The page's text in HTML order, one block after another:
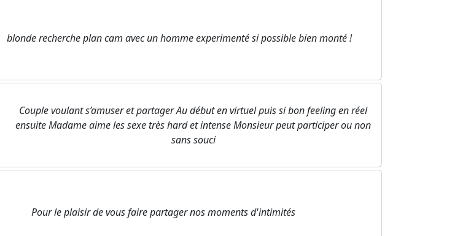
blonde recherche plan cam avec un homme experimenté si possible bien monté !
Couple voulant s’amuser et partager Au début en virtuel puis si bon feeling en réel
ensuite Madame aime les sexe très hard et intense Monsieur peut participer ou non
sans souci
Pour le plaisir de vous faire partager nos moments d'intimités